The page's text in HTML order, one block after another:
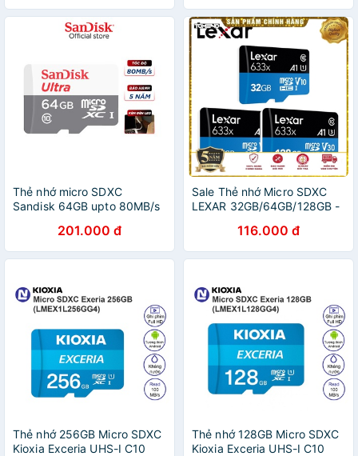
Thẻ nhớ micro SDXC
Sandisk 64GB upto 80MB/s
LED USB201.000 đ
Sale Thẻ nhớ Micro SDXC
LEXAR 32GB/64GB/128GB -
116.000 đ
Thẻ nhớ 256GB Micro SDXC
Kioxia Exceria UHS-I C10
Thẻ nhớ 128GB Micro SDXC
Kioxia Exceria UHS-I C10